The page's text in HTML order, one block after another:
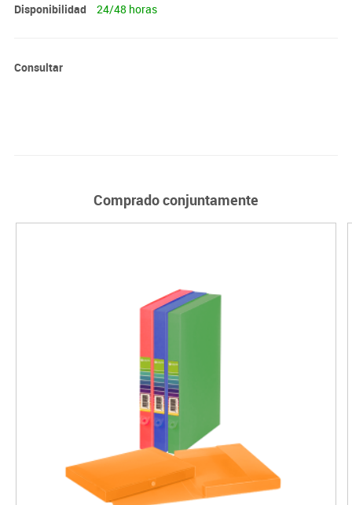
Disponibilidad
24/48 horas
Consultar
Comprado conjuntamente